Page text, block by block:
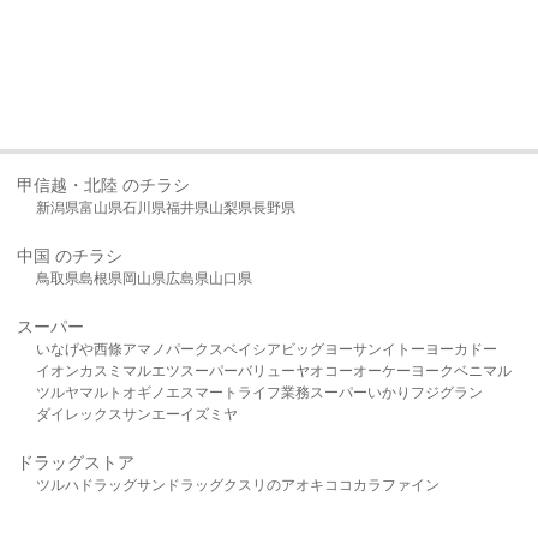
甲信越・北陸 のチラシ
新潟県富山県石川県福井県山梨県長野県
中国 のチラシ
鳥取県島根県岡山県広島県山口県
スーパー
いなげや西條アマノパークスベイシア ビッグヨーサンイトーヨーカドー
イオンカスミ マルエツスーパーバリューヤオコーオーケー ヨークベニマル
ツルヤマルト オギノ エスマート ライフ業務スーパーいかり フジグラン
ダイレックスサンエーイズミヤ
ドラッグストア
ツルハドラッグサンドラッグクスリのアオキ ココカラファイン